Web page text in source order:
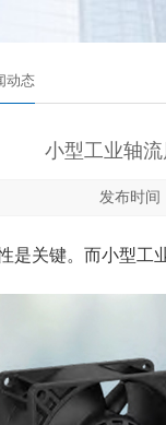
动态
小型工业轴
发布时间
关键。而小型工业